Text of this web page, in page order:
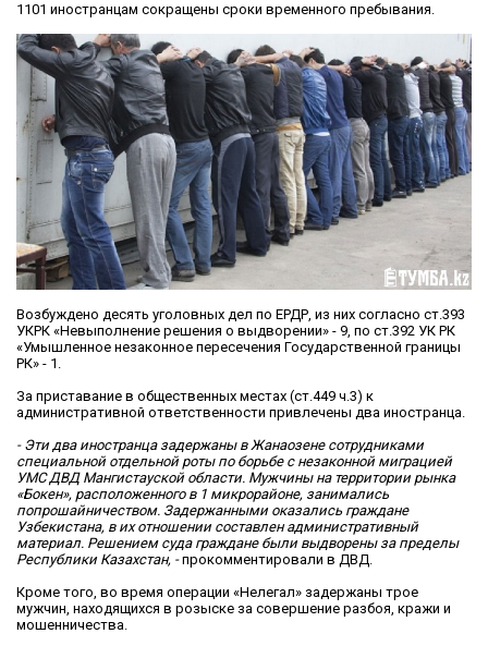
1101 иностранцам сокращены сроки временного пребывания.
Возбуждено десять уголовных дел по ЕРДР, из них согласно ст.393
УКРК «Невыполнение решения о выдворении» - 9, по ст.392 УК РК
«Умышленное незаконное пересечения Государственной границы
РК» - 1.
За приставание в общественных местах (ст.449 ч.3) к
административной ответственности привлечены два иностранца.
- Эти два иностранца задержаны в Жанаозене сотрудниками
специальной отдельной роты по борьбе с незаконной миграцией
УМС ДВД Мангистауской области. Мужчины на территории рынка
«Бокен», расположенного в 1 микрорайоне, занимались
попрошайничеством. Задержанными оказались граждане
Узбекистана, в их отношении составлен административный
материал. Решением суда граждане были выдворены за пределы
Республики Казахстан, -прокомментировали в ДВД.
Кроме того, во время операции «Нелегал» задержаны трое
мужчин, находящихся в розыске за совершение разбоя, кражи и
мошенничества.